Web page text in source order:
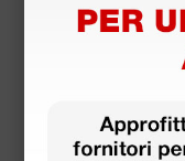
(Prezzo i.e.)